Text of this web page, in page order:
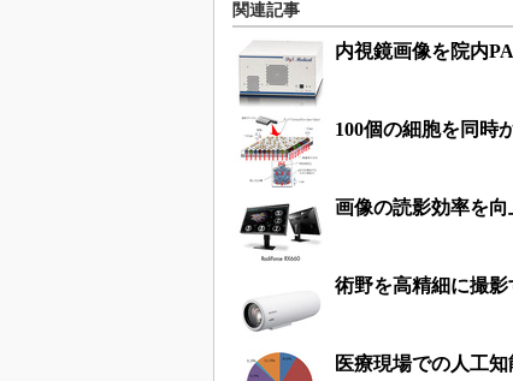
関連記事
内視鏡画像を院内
100個の細胞を同時
画像の読影効率を
術野を高精細に撮
医療現場での人工